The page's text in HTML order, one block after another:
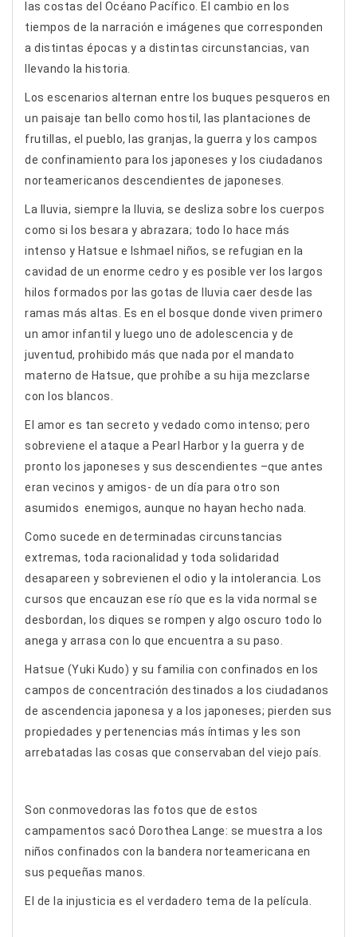
las costas del Océano Pacífico. El cambio en los
tiempos de la narración e imágenes que corresponden
a distintas épocas y a distintas circunstancias, van
llevando la historia.
Los escenarios alternan entre los buques pesqueros en
un paisaje tan bello como hostil, las plantaciones de
frutillas, el pueblo, las granjas, la guerra y los campos
de confinamiento para los japoneses y los ciudadanos
norteamericanos descendientes de japoneses.
La lluvia, siempre la lluvia, se desliza sobre los cuerpos
como si los besara y abrazara; todo lo hace más
intenso y Hatsue e Ishmael niños, se refugian en la
cavidad de un enorme cedro y es posible ver los largos
hilos formados por las gotas de lluvia caer desde las
ramas más altas. Es en el bosque donde viven primero
un amor infantil y luego uno de adolescencia y de
juventud, prohibido más que nada por el mandato
materno de Hatsue, que prohíbe a su hija mezclarse
con los blancos.
El amor es tan secreto y vedado como intenso; pero
sobreviene el ataque a Pearl Harbor y la guerra y de
pronto los japoneses y sus descendientes –que antes
eran vecinos y amigos- de un día para otro son
asumidos enemigos, aunque no hayan hecho nada.
Como sucede en determinadas circunstancias
extremas, toda racionalidad y toda solidaridad
desapareen y sobrevienen el odio y la intolerancia. Los
cursos que encauzan ese río que es la vida normal se
desbordan, los diques se rompen y algo oscuro todo lo
anega y arrasa con lo que encuentra a su paso.
Hatsue (Yuki Kudo) y su familia con confinados en los
campos de concentración destinados a los ciudadanos
de ascendencia japonesa y a los japoneses; pierden sus
propiedades y pertenencias más íntimas y les son
arrebatadas las cosas que conservaban del viejo país.
Son conmovedoras las fotos que de estos
campamentos sacó Dorothea Lange: se muestra a los
niños confinados con la bandera norteamericana en
sus pequeñas manos.
El de la injusticia es el verdadero tema de la película.